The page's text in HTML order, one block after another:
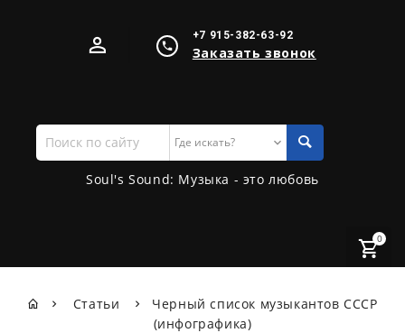
+7 915-382-63-92
Заказать звонок
Поиск
по
сайту
Soul's Sound: Музыка - это любовь
0
Статьи
Черный список музыкантов СССР
(инфографика)